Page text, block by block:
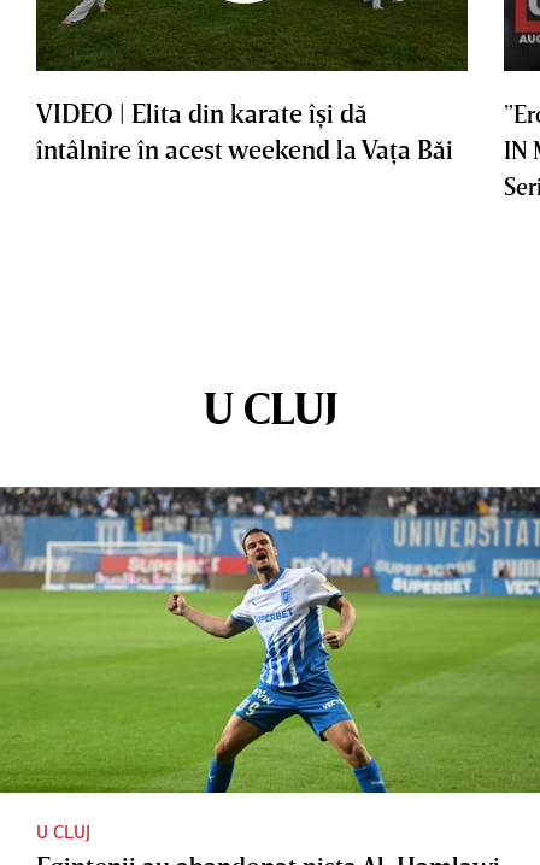
VIDEO | Elita din karate îşi dă
întâlnire în acest weekend la Vaţa Băi
IN
U CLUJ
U CLUJ